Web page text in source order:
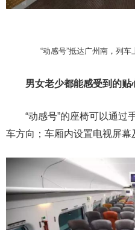
“动感号”抵达广州南，列
男女老少都能感受到的贴
“动感号”的座椅可以通过
车方向；车厢内设置电视屏幕